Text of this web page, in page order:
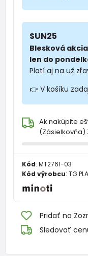
SUN25
Blesková akcia
len do
Platí aj na už
👉 V košíku
Ak nakúpite
(Zásielkovňa)
Kód: MT2761-03
Kód výrobcu: TG
Pridať na
Sledovať